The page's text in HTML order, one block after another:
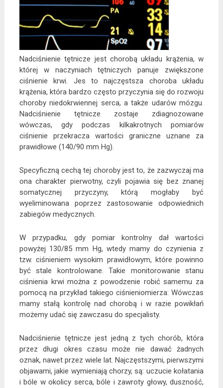
Nadciśnienie tętnicze jest chorobą układu krążenia, w
której w naczyniach tętniczych panuje zwiększone
ciśnienie krwi. Jes to najczęstsza choroba układu
krążenia, która bardzo często przyczynia się do rozwoju
choroby niedokrwiennej serca, a także udarów mózgu.
Nadciśnienie tętnicze zostaje zdiagnozowane
wówczas, gdy podczas kilkakrotnych pomiarów
ciśnienie przekracza wartości graniczne uznane za
prawidłowe (140/90 mm Hg).
Specyficzną cechą tej choroby jest to, że zazwyczaj ma
ona charakter pierwotny, czyli pojawia się bez znanej
somatycznej przyczyny, którą mogłaby być
wyeliminowana poprzez zastosowanie odpowiednich
zabiegów medycznych.
W przypadku, gdy pomiar kontrolny dał wartości
powyżej 130/85 mm Hg, wtedy mamy do czynienia z
tzw. ciśnieniem wysokim prawidłowym, które powinno
być stale kontrolowane. Takie monitorowanie stanu
ciśnienia krwi można z powodzenie robić samemu za
pomocą na przykład takiego ciśnieniomierza: Wówczas
mamy stałą kontrolę nad chorobą i w razie powikłań
możemy udać się zawczasu do specjalisty.
Nadciśnienie tętnicze jest jedną z tych chorób, która
przez długi okres czasu może nie dawać żadnych
oznak, nawet przez wiele lat. Najczęstszymi, pierwszymi
objawami, jakie wymieniają chorzy, są: uczucie kołatania
i bóle w okolicy serca, bóle i zawroty głowy, duszność,